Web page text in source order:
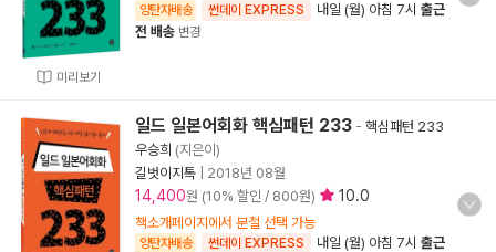
미리보기
양탄자배송 썬데이 EXPRESS 내일 (월) 아침 7시 출근
전 배송 변경
일드 일본어회화 핵심패턴 233 - 핵심패턴 233
우승희 (지은이)
길벗이지톡
2018년 08월
14,400원 (10% 할인 / 800원) 10.0
책소개페이지에서 분철 선택 가능
양탄자배송 썬데이 EXPRESS 내일 (월) 아침 7시 출근